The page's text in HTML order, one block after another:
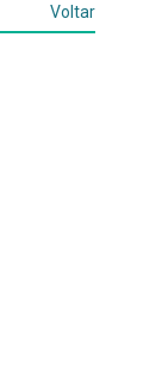
Voltar